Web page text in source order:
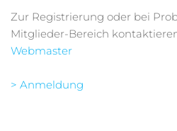
Zur Registrierung oder bei
Mitglieder-Bereich
Webmaster
> Anmeldung